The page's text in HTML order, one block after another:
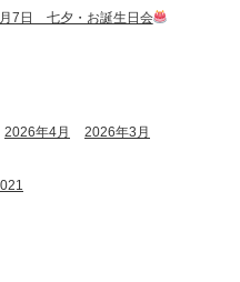
7日 七夕・お誕生日会
2026年4月
2026年3月